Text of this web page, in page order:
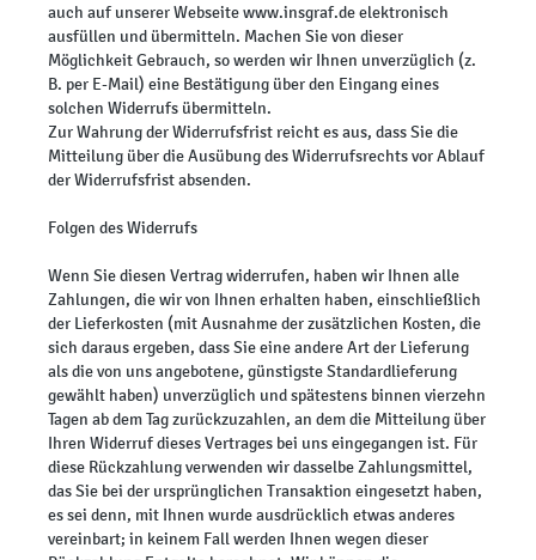
auch auf unserer Webseite www.insgraf.de elektronisch
ausfüllen und übermitteln. Machen Sie von dieser
Möglichkeit Gebrauch, so werden wir Ihnen unverzüglich (z.
B. per E-Mail) eine Bestätigung über den Eingang eines
solchen Widerrufs übermitteln.
Zur Wahrung der Widerrufsfrist reicht es aus, dass Sie die
Mitteilung über die Ausübung des Widerrufsrechts vor Ablauf
der Widerrufsfrist absenden.
Folgen des Widerrufs
Wenn Sie diesen Vertrag widerrufen, haben wir Ihnen alle
Zahlungen, die wir von Ihnen erhalten haben, einschließlich
der Lieferkosten (mit Ausnahme der zusätzlichen Kosten, die
sich daraus ergeben, dass Sie eine andere Art der Lieferung
als die von uns angebotene, günstigste Standardlieferung
gewählt haben) unverzüglich und spätestens binnen vierzehn
Tagen ab dem Tag zurückzuzahlen, an dem die Mitteilung über
Ihren Widerruf dieses Vertrages bei uns eingegangen ist. Für
diese Rückzahlung verwenden wir dasselbe Zahlungsmittel,
das Sie bei der ursprünglichen Transaktion eingesetzt haben,
es sei denn, mit Ihnen wurde ausdrücklich etwas anderes
vereinbart; in keinem Fall werden Ihnen wegen dieser